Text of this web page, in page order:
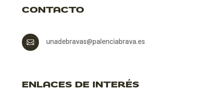
CONTACTO
 unadebravas@palenciabrava.es
ENLACES DE INTERÉS